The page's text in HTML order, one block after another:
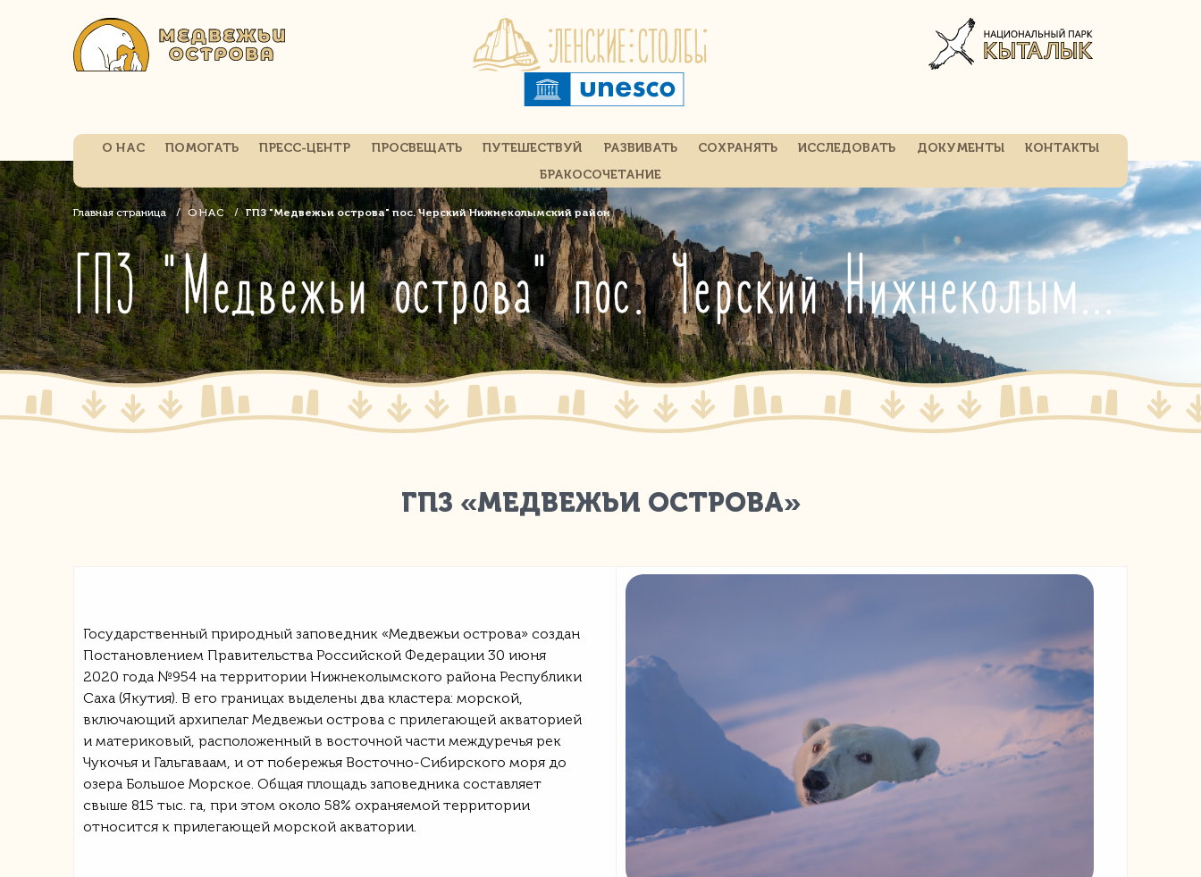
О НАС ПОМОГАТЬ ПРЕСС-ЦЕНТР ПРОСВЕЩАТЬ ПУТЕШЕСТВУЙ РАЗВИВАТЬ СОХРАНЯТЬ ИССЛЕДОВАТЬ ДОКУМЕНТЫ
КОНТАКТЫ
БРАКОСОЧЕТАНИЕ
Главная страница О НАС ГПЗ "Медвежьи острова" пос. Чеpский Нижнеколымский район
ГПЗ "Медвежьи острова" пос. Чеpский Нижнеколымский район
ГПЗ «МЕДВЕЖЬИ ОСТРОВА»
Государственный природный заповедник «Медвежьи острова» создан
Постановлением Правительства Российской Федерации 30 июня
2020 года №954 на территории Нижнеколымского района Республики
Саха (Якутия). В его границах выделены два кластера: морской,
включающий архипелаг Медвежьи острова с прилегающей акваторией
и материковый, расположенный в восточной части междуречья рек
Чукочья и Гальгаваам, и от побережья Восточно-Сибирского моря до
озера Большое Морское. Общая площадь заповедника составляет
свыше 815 тыс. га, при этом около 58% охраняемой территории
относится к прилегающей морской акватории.